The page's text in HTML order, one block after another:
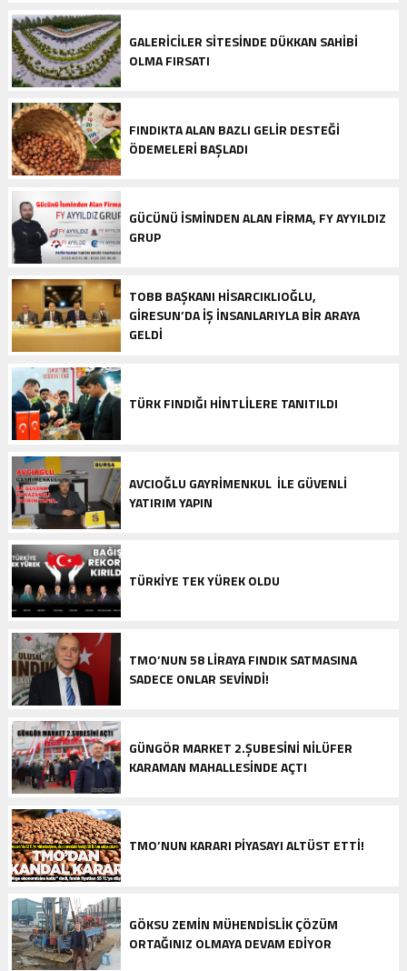
GALERICILER SITESINDE DÜKKAN SAHIBI
OLMA FIRSATI
FINDIKTA ALAN BAZLI GELIR DESTEĞI
ÖDEMELERI BAŞLADI
GÜCÜNÜ İSMINDEN ALAN FIRMA, FY AYYILDIZ
GRUP
TOBB BAŞKANI HISARCIKLIOĞLU,
GIRESUN’DA IŞ INSANLARIYLA BIR ARAYA
GELDI
TÜRK FINDIĞI HINTLILERE TANITILDI
AVCIOĞLU GAYRIMENKUL ILE GÜVENLI
YATIRIM YAPIN
TÜRKIYE TEK YÜREK OLDU
TMO’NUN 58 LIRAYA FINDIK SATMASINA
SADECE ONLAR SEVINDI!
GÜNGÖR MARKET 2.ŞUBESINI NILÜFER
KARAMAN MAHALLESINDE AÇTI
TMO’NUN KARARI PIYASAYI ALTÜST ETTI!
GÖKSU ZEMIN MÜHENDISLIK ÇÖZÜM
ORTAĞINIZ OLMAYA DEVAM EDIYOR